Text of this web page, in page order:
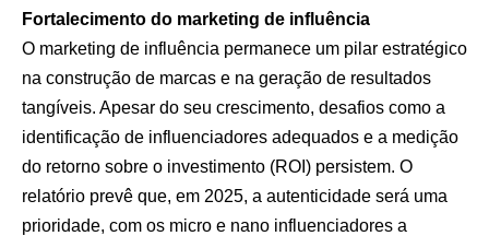
Fortalecimento do marketing de influência
O marketing de influência permanece um pilar estratégico
na construção de marcas e na geração de resultados
tangíveis. Apesar do seu crescimento, desafios como a
identificação de influenciadores adequados e a medição
do retorno sobre o investimento (ROI) persistem. O
relatório prevê que, em 2025, a autenticidade será uma
prioridade, com os micro e nano influenciadores a